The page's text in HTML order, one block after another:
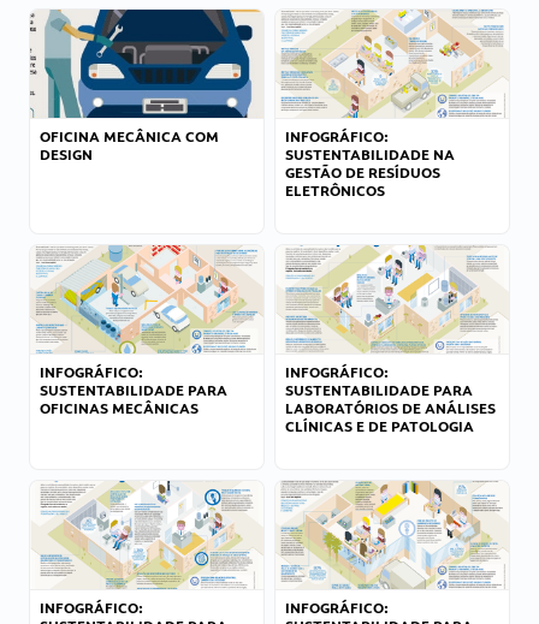
OFICINA MECÂNICA COM
DESIGN
INFOGRÁFICO:
SUSTENTABILIDADE NA
GESTÃO DE RESÍDUOS
ELETRÔNICOS
INFOGRÁFICO:
SUSTENTABILIDADE PARA
OFICINAS MECÂNICAS
INFOGRÁFICO:
SUSTENTABILIDADE PARA
LABORATÓRIOS DE ANÁLISES
CLÍNICAS E DE PATOLOGIA
INFOGRÁFICO:
INFOGRÁFICO: